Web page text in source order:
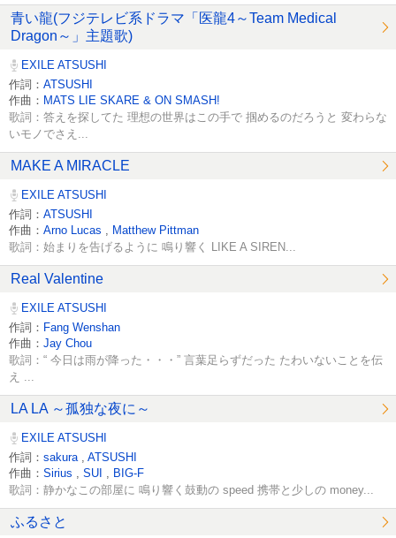
青い龍(フジテレビ系ドラマ「医龍4～Team Medical
Dragon～」主題歌)
EXILE ATSUSHI
作詞： ATSUSHI
作曲： MATS LIE SKARE & ON SMASH!
歌詞：答えを探してた 理想の世界はこの手で 掴めるのだろうと 変わらな
いモノでさえ...
MAKE A MIRACLE
EXILE ATSUSHI
作詞： ATSUSHI
作曲： Arno Lucas Matthew Pittman
歌詞：始まりを告げるように 鳴り響く LIKE A SIREN...
Real Valentine
EXILE ATSUSHI
作詞： Fang Wenshan
作曲： Jay Chou
歌詞：“ 今日は雨が降った・・・” 言葉足らずだった たわいないことを伝
え ...
LA LA ～孤独な夜に～
EXILE ATSUSHI
作詞： sakura
ATSUSHI
作曲： Sirius SUI BIG-F
歌詞：静かなこの部屋に 鳴り響く鼓動の speed 携帯と少しの money...
ふるさと